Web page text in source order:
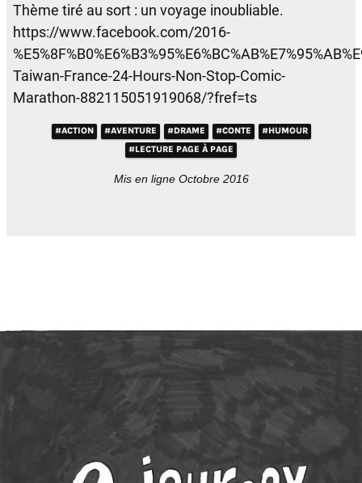
Thème tiré au sort : un voyage inoubliable.
https://www.facebook.com/2016-
Taiwan-France-24-Hours-Non-Stop-Comic-
Marathon-882115051919068/?fref=ts
#ACTION #AVENTURE #DRAME #CONTE
#HUMOUR
#LECTURE PAGE À PAGE
Mis en ligne Octobre 2016